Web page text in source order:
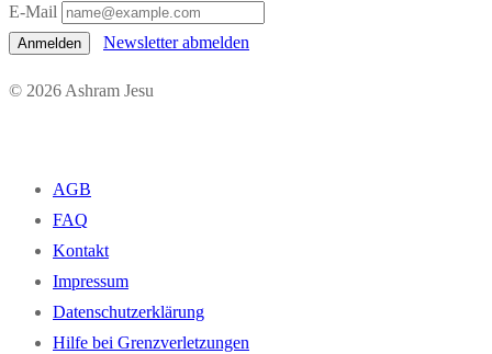
E-Mail
Anmelden Newsletter abmelden
© 2026 Ashram Jesu
AGB
FAQ
Kontakt
Impressum
Datenschutzerklärung
Hilfe bei Grenzverletzungen